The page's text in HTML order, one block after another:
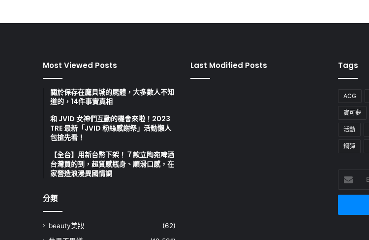
Most Viewed Posts
關於保存在龐貝城的屍體，大多數人不知
道的，14件事實真相
和 JVID 女神們互動的機會來啦！2023
TRE 最新「JVID 粉絲感謝祭」活動懶人
包搶先看！
【全台】用新台幣下架！７款立陶宛啤酒
台灣買的到，超質感瓶身、順滑口感，在
家營造浪漫異國情調
分類
beauty美妝
(62)
Last Modified Posts Tags
ACG
寶可夢
活動
鋼彈
your
Email